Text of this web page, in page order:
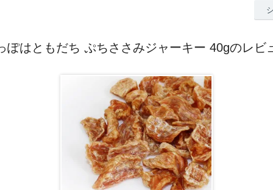
ぽはともだち ぷちささみジャーキー 40gのレビ